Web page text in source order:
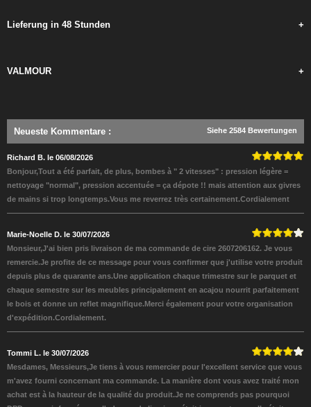
Lieferung in 48 Stunden +
VALMOUR +
Neueste Kommentare : Siehe 2584 Bewertungen
Richard B. le 06/08/2026
Bonjour,Tout a été parfait, de plus, bombes à " 2 vitesses" : pression légère =
nettoyage "normal", pression accentuée = ça dépote !! mais attention aux givres
de mains si trop longtemps.Vous me reverrez très certainement.Cordialement
Marie-Noelle D. le 30/07/2026
Monsieur,J'ai bien pris livraison de ma commande de cire 2607206162. Je vous
remercie.Je profite de ce message pour vous confirmer que j'utilise votre produit
depuis plus de quarante ans.Une application chaque trimestre sur le parquet et
chaque semestre sur les meubles principalement en acajou nourrit parfaitement
le bois et donne un reflet magnifique.Merci également pour votre organisation
d'expédition.Cordialement.
Tommi L. le 30/07/2026
Mesdames, Messieurs,Je tiens à vous remercier pour l'excellent service que vous
m'avez fourni concernant ma commande. La manière dont vous avez traité mon
achat est à la hauteur de la qualité du produit.Je ne comprends pas pourquoi